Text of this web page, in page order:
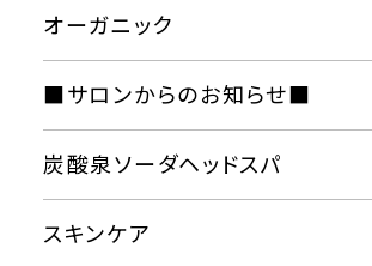
オーガニック
■サロンからのお知らせ■
炭酸泉ソーダヘッドスパ
スキンケア